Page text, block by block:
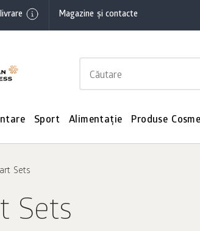
Magazine și contacte
Sport Alimentație Produse
Sets
Sets